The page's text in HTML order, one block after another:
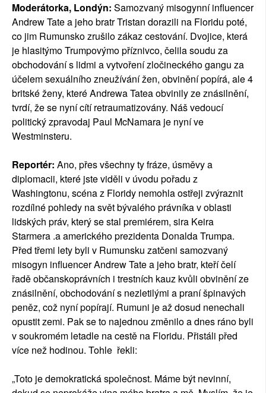
Moderátorka, Londýn: Samozvaný misogynní influencer
Andrew Tate a jeho bratr Tristan dorazili na Floridu poté,
co jim Rumunsko zrušilo zákaz cestování. Dvojice, která
je hlasitýmo Trumpovýmo příznivco, čelila soudu za
obchodování s lidmi a vytvoření zločineckého gangu za
účelem sexuálního zneužívání žen, obvinění popírá, ale 4
britské ženy, které Andrewa Tatea obvinily ze znásilnění,
tvrdí, že se nyní cítí retraumatizovány. Náš vedoucí
politický zpravodaj Paul McNamara je nyní ve
Westminsteru.
Reportér: Ano, přes všechny ty fráze, úsměvy a
diplomacii, které jste viděli v úvodu pořadu z
Washingtonu, scéna z Floridy nemohla ostřeji zvýraznit
rozdílné pohledy na svět bývalého právníka v oblasti
lidských práv, který se stal premiérem, sira Keira
Starmera .a amerického prezidenta Donalda Trumpa.
Před třemi lety byli v Rumunsku zatčeni samozvaný
misogyn influencer Andrew Tate a jeho bratr, kteří čelí
řadě občanskoprávních i trestních kauz kvůli obvinění ze
znásilnění, obchodování s nezletilými a praní špinavých
peněz, což nyní popírají. Rumuni je až dosud nenechali
opustit zemi. Pak se to najednou změnilo a dnes ráno byli
v soukromém letadle na cestě na Floridu. Přistáli před
více než hodinou. Tohle řekli:
„Toto je demokratická společnost. Máme být nevinní,